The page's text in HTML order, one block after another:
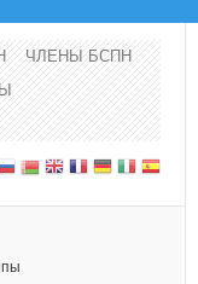
ЧЛЕНЫ БСПН